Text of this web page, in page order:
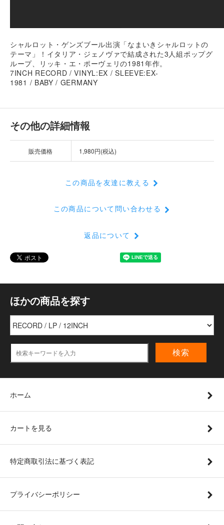
シャルロット・ゲンズブール出演「なまいきシャルロットの
テーマ」！イタリア・ジェノヴァで結成された3人組ポップグ
ループ、リッキ・エ・ポーヴェリの1981年作。
7INCH RECORD / VINYL:EX / SLEEVE:EX-
1981 / BABY / GERMANY
その他の詳細情報
販売価格 1,980円(税込)
この商品を友達に教える
この商品について問い合わせる
返品について
ほかの商品を探す
検索
ホーム
カートを見る
特定商取引法に基づく表記
プライバシーポリシー